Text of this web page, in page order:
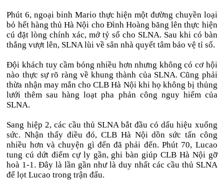
Phút 6, ngoại binh Mario thực hiện một đường chuyền loại
bỏ hết hàng thủ Hà Nội cho Đình Hoàng băng lên thực hiện
cú đặt lòng chính xác, mở tỷ số cho SLNA. Sau khi có bàn
thắng vượt lên, SLNA lùi về sân nhà quyết tâm bảo vệ tỉ số.
Đội khách tuy cầm bóng nhiều hơn nhưng không có cơ hội
nào thực sự rõ ràng về khung thành của SLNA. Cũng phải
thừa nhận may mắn cho CLB Hà Nội khi họ không bị thủng
lưới thêm sau hàng loạt pha phản công nguy hiểm của
SLNA.
Sang hiệp 2, các cầu thủ SLNA bắt đầu có dấu hiệu xuống
sức. Nhận thấy điều đó, CLB Hà Nội dồn sức tấn công
nhiều hơn và chuyện gì đến đã phải đến. Phút 70, Lucao
tung cú dứt điểm cự ly gần, ghi bàn giúp CLB Hà Nội gỡ
hoà 1-1. Đây là lần gần như là duy nhất các cầu thủ SLNA
để lọt Lucao trong trận đấu.